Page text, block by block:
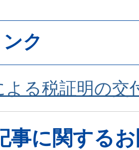
ク
よる税証明の交
事に関する